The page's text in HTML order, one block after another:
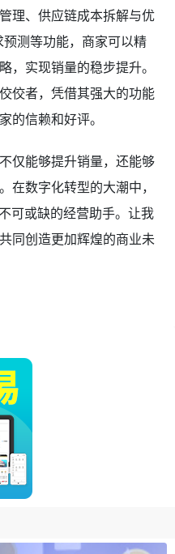
理、供应链成本拆解与优
测等功能，商家可以精
，实现销量的稳步提升。
佼者，凭借其强大的功能
的信赖和好评。
仅能够提升销量，还能够
在数字化转型的大潮中，
可或缺的经营助手。让我
同创造更加辉煌的商业未